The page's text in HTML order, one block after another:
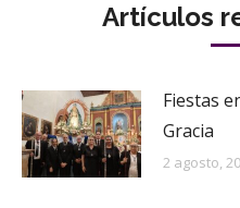
Artículos
Fiestas
Gracia
2 agosto,